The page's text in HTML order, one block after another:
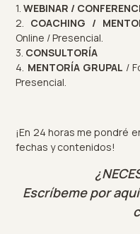
1.WEBINAR /
2. COACHING /
Online / Presencial.
3. CONSULTORÍA
4. MENTORÍA GRUPAL /
Presencial.
¡En 24 horas me pondré
fechas y contenidos!
Escríbeme por